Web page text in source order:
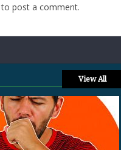
to post a comment.
View All